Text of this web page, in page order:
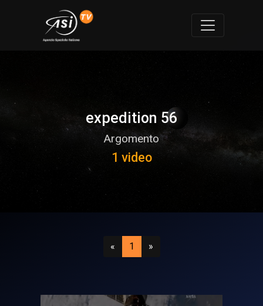
expedition 56
Argomento
1 video
«Precedente
1 (attuale)
»Successivo